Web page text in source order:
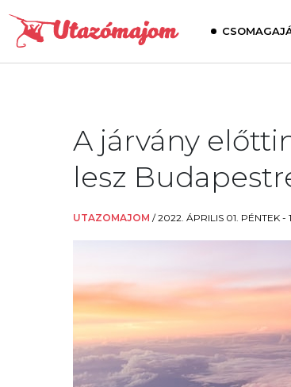
A járvány
lesz
UTAZOMAJOM /2022. ÁPRILIS 01. PÉNTEK -